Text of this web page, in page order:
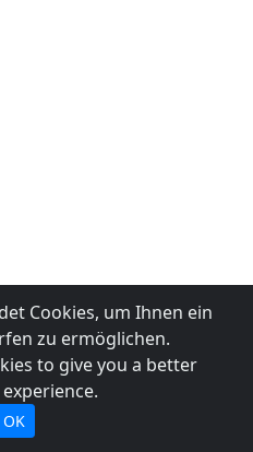
Cookies, um Ihnen ein
zu ermöglichen.
to give you a better
OK